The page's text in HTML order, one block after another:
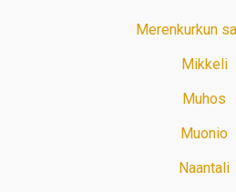
Merenkurkun
Mikkeli
Muhos
Muonio
Naantali